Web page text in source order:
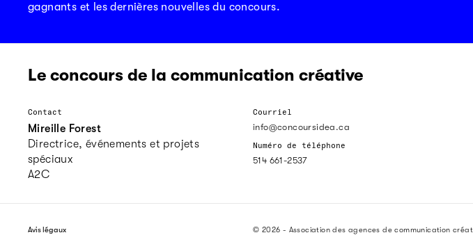
gagnants et les dernières nouvelles du concours.
Le concours de la communication créative
Contact
Mireille Forest
Directrice, événements et projets
spéciaux
A2C
Courriel
info@concoursidea.ca
Numéro de téléphone
514 661-2537
Avis légaux © 2026 - Association des agences de communication